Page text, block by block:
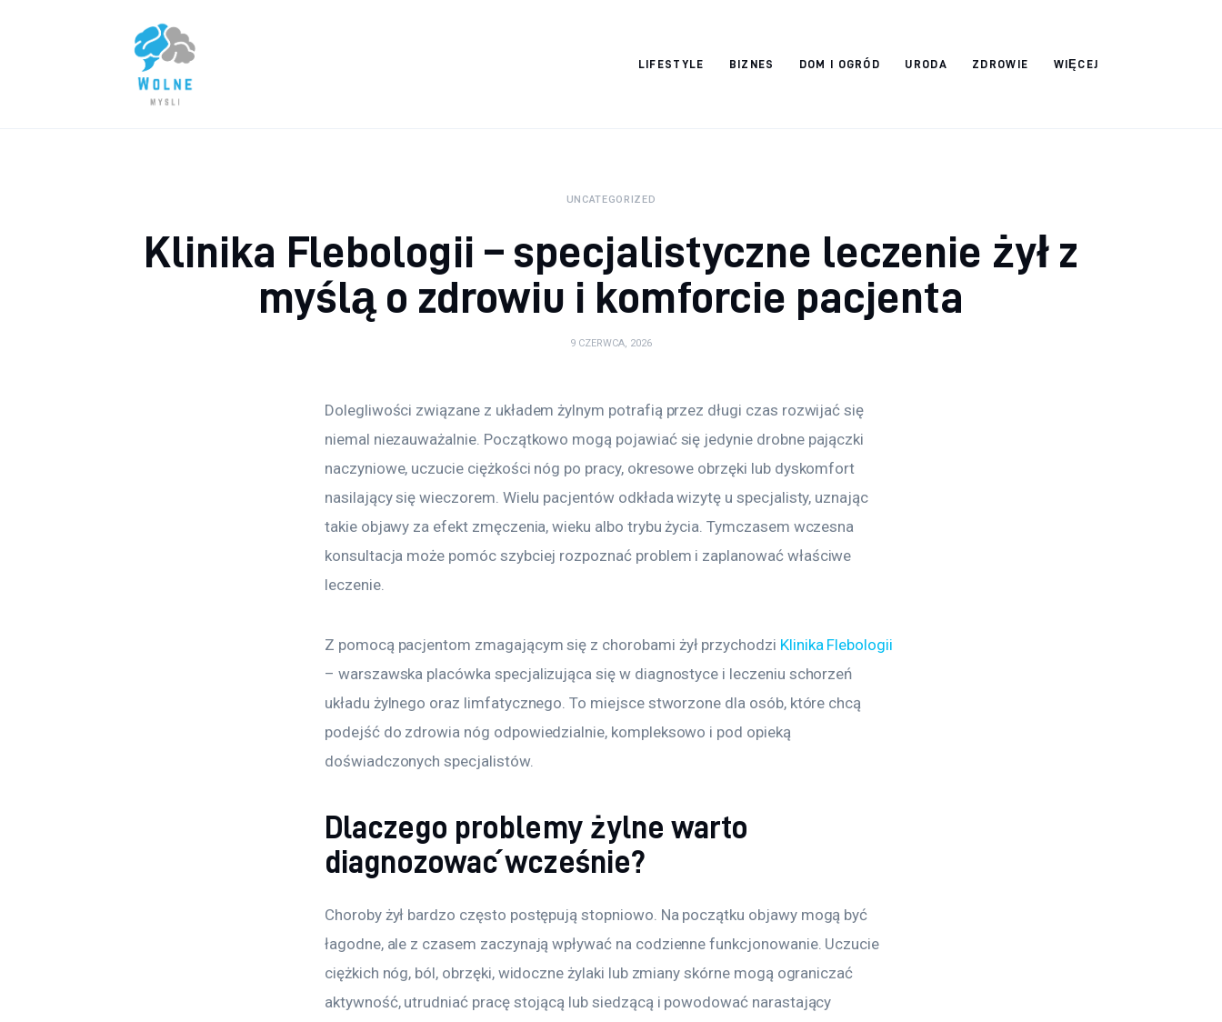
LIFESTYLE BIZNES DOM I OGRÓD URODA ZDROWIE WIĘCEJ
Vacation Dreams
UNCATEGORIZED
Klinika Flebologii – specjalistyczne leczenie żył z
myślą o zdrowiu i komforcie pacjenta
9 CZERWCA, 2026
Dolegliwości związane z układem żylnym potrafią przez długi czas rozwijać się
niemal niezauważalnie. Początkowo mogą pojawiać się jedynie drobne pajączki
naczyniowe, uczucie ciężkości nóg po pracy, okresowe obrzęki lub dyskomfort
nasilający się wieczorem. Wielu pacjentów odkłada wizytę u specjalisty, uznając
takie objawy za efekt zmęczenia, wieku albo trybu życia. Tymczasem wczesna
konsultacja może pomóc szybciej rozpoznać problem i zaplanować właściwe
leczenie.
Z pomocą pacjentom zmagającym się z chorobami żył przychodzi Klinika Flebologii
– warszawska placówka specjalizująca się w diagnostyce i leczeniu schorzeń
układu żylnego oraz limfatycznego. To miejsce stworzone dla osób, które chcą
podejść do zdrowia nóg odpowiedzialnie, kompleksowo i pod opieką
doświadczonych specjalistów.
Dlaczego problemy żylne warto
diagnozować wcześnie?
Choroby żył bardzo często postępują stopniowo. Na początku objawy mogą być
łagodne, ale z czasem zaczynają wpływać na codzienne funkcjonowanie. Uczucie
ciężkich nóg, ból, obrzęki, widoczne żylaki lub zmiany skórne mogą ograniczać
aktywność, utrudniać pracę stojącą lub siedzącą i powodować narastający